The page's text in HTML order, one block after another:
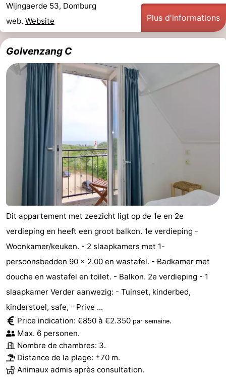
Musées
-
Monuments
-
Moulins
-
Phares
Points
Attractions
Terrains
Aires
jeux
intérieures
Bowling
Parcours
de
mini-
golf
Centres
de
bien-
être
Villages
&
villes
Nature
Visites
guidées
Sports
-
Piscines
-
Faire
-
Wijngaerde 53, Domburg
web. Website Plus d'informations
Golvenzang C
Dit appartement met zeezicht ligt op de 1e en 2e
verdieping en heeft een groot balkon. 1e verdieping -
Woonkamer/keuken. - 2 slaapkamers met 1-
persoonsbedden 90 x 2.00 en wastafel. - Badkamer met
douche en wastafel en toilet. - Balkon. 2e verdieping - 1
slaapkamer Verder aanwezig: - Tuinset, kinderbed,
kinderstoel, safe, - Prive ...
Price indication: €850 à €2.350 par semaine.
Max. 6 personen.
Nombre de chambres: 3.
Distance de la plage: ±70 m.
Animaux admis après consultation.